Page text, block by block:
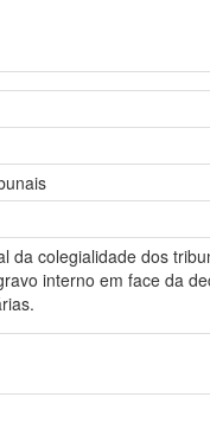
da colegialidade dos
interno em face da